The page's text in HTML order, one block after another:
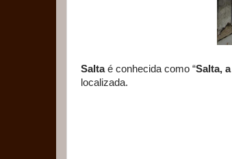
Saltaé conhecida como “Salta,
localizada.